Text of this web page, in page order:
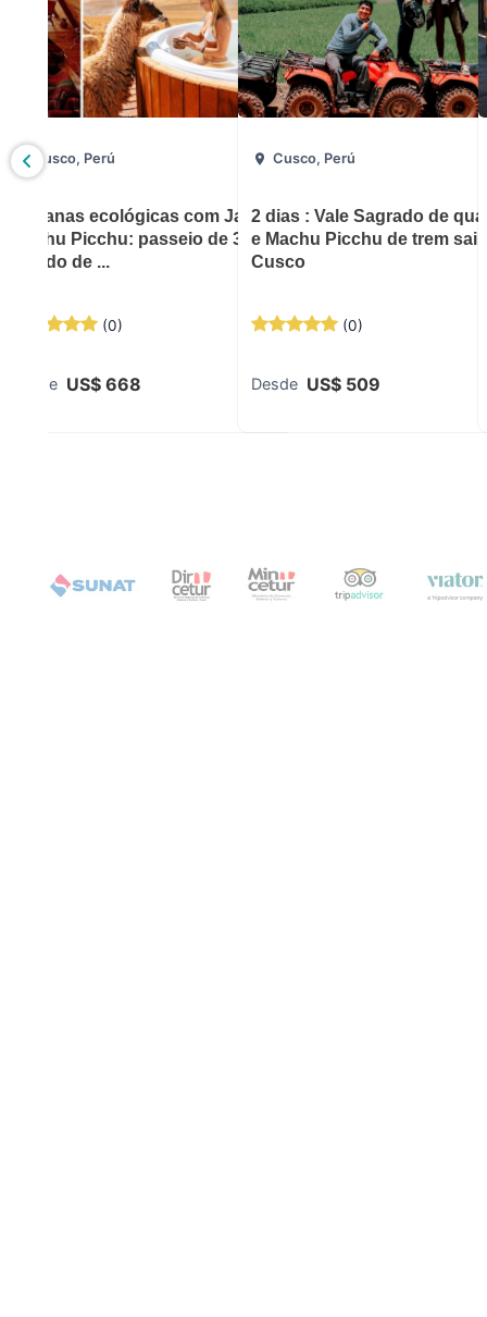
Cusco, Perú
Cabanas ecológicas com Jacussi e
Machu Picchu: passeio de 3 dias
saindo de ...
(0)
Desde US$ 668
Cusco, Perú
2 dias : Vale Sagrado de
e Machu Picchu de trem
Cusco
(0)
Desde US$ 509